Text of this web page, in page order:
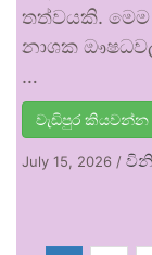
තත්වයකි.
නාශක ඖෂධවල
…
වැඩිපුර කියවන්න
July 15, 2026 /